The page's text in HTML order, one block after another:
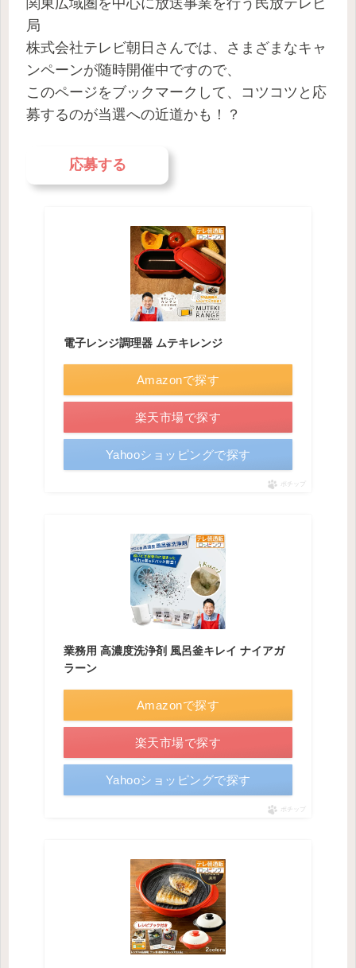
関東広域圏を中心に放送事業を行う民放テレビ
局
株式会社テレビ朝日さんでは、さまざまなキャ
ンペーンが随時開催中ですので、
このページをブックマークして、コツコツと応
募するのが当選への近道かも！？
応募する
電子レンジ調理器 ムテキレンジ
Amazonで探す
楽天市場で探す
Yahooショッピングで探す
ポチップ
業務用 高濃度洗浄剤 風呂釜キレイ ナイアガ
ラーン
Amazonで探す
楽天市場で探す
Yahooショッピングで探す
ポチップ